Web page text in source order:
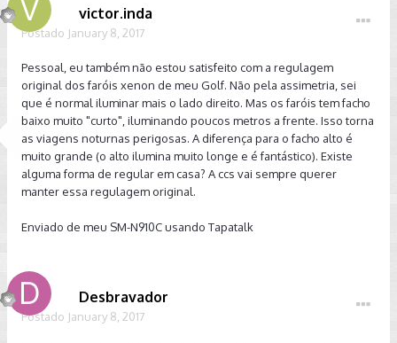
victor.inda
Postado January 8, 2017
Pessoal, eu também não estou satisfeito com a regulagem
original dos faróis xenon de meu Golf. Não pela assimetria, sei
que é normal iluminar mais o lado direito. Mas os faróis tem facho
baixo muito "curto", iluminando poucos metros a frente. Isso torna
as viagens noturnas perigosas. A diferença para o facho alto é
muito grande (o alto ilumina muito longe e é fantástico). Existe
alguma forma de regular em casa? A ccs vai sempre querer
manter essa regulagem original.
Enviado de meu SM-N910C usando Tapatalk
Desbravador
Postado January 8, 2017